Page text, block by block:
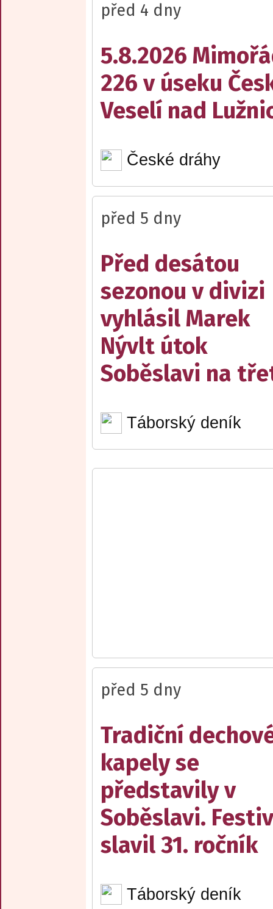
před 4 dny
5.8.2026
226 v úseku
Veselí nad
České dráhy
před 5 dny
Před desátou
sezonou v divizi
vyhlásil Marek
Nývlt útok
Soběslavi na
Táborský deník
před 5 dny
Tradiční
kapely se
představily v
Soběslavi.
slavil 31. ročník
Táborský deník